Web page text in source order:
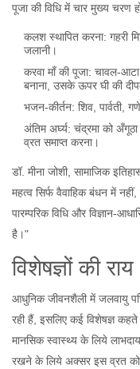
पूजा की विधि में चार मुख्य चरण
कलश स्थापित करना: गहरी
जलानी।
करवा माँ की पूजा:
बनाना, उसके ऊपर घी की
भजन‑कीर्तन: शिव, पार्वती,
अंतिम अर्घ्य: चंद्रमा को
व्रत समाप्त करना।
डॉ. मीना जोशी, सामाजिक
महत्व सिर्फ वैवाहिक बंधन में
पारम्परिक विधि और विज्ञान-
है।"
विशेषज्ञों की
आधुनिक जीवनशैली में जलवायु
रही हैं, इसलिए कई विशेषज्ञ
मानसिक स्वास्थ्य के लिये
रखने के लिये अक्सर इस व्रत को